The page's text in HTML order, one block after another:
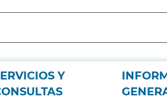
Y
del Tajo.